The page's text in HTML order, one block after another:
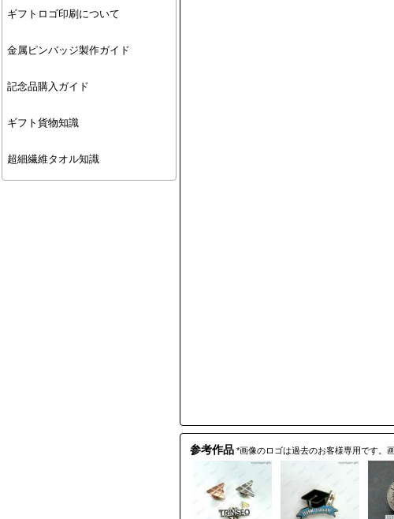
ギフトロゴ印刷について
金属ピンバッジ製作ガイド
記念品購入ガイド
ギフト貨物知識
超細繊維タオル知識
参考作品 *画像のロゴは過去のお客様専用です。